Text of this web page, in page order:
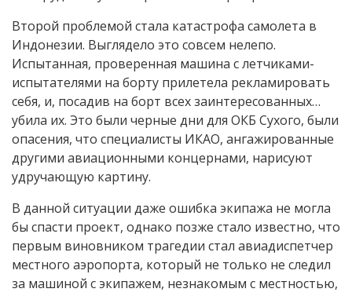
Второй проблемой стала катастрофа самолета в
Индонезии. Выглядело это совсем нелепо.
Испытанная, проверенная машина с летчиками-
испытателями на борту прилетела рекламировать
себя, и, посадив на борт всех заинтересованных…
убила их. Это были черные дни для ОКБ Сухого, были
опасения, что специалисты ИКАО, ангажированные
другими авиационными концернами, нарисуют
удручающую картину.
В данной ситуации даже ошибка экипажа не могла
бы спасти проект, однако позже стало известно, что
первым виновником трагедии стал авиадиспетчер
местного аэропорта, который не только не следил
за машиной с экипажем, незнакомым с местностью,